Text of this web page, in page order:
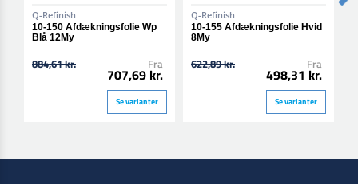
Q-Refinish
10-150 Afdækningsfolie Wp
Blå 12My
884,61 kr. Fra
707,69 kr.
Se varianter
Q-Refinish
10-155 Afdækningsfolie Hvid
8My
622,89 kr. Fra
498,31 kr.
Se varianter